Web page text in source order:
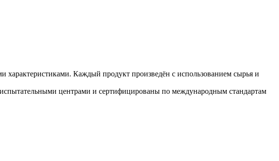
Каждый продукт произведён с использованием сырья и
центрами и сертифицированы по международным стандартам